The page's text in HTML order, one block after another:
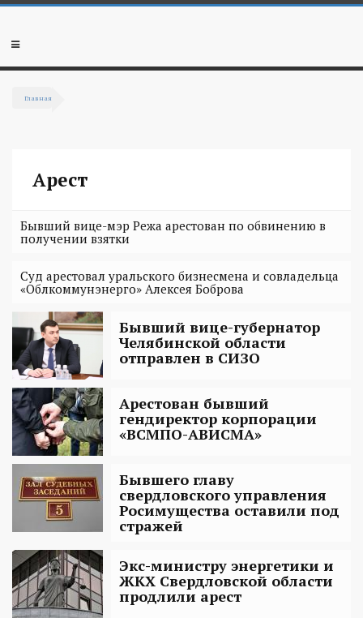
Перейти к основному содержанию
Мобильное
Главная
Арест
Бывший вице-мэр Режа арестован по обвинению в
получении взятки
Суд арестовал уральского бизнесмена и совладельца
«Облкоммунэнерго» Алексея Боброва
Бывший вице-губернатор
Челябинской области
отправлен в СИЗО
Арестован бывший
гендиректор корпорации
«ВСМПО-АВИСМА»
Бывшего главу
свердловского управления
Росимущества оставили под
стражей
Экс-министру энергетики и
ЖКХ Свердловской области
продлили арест